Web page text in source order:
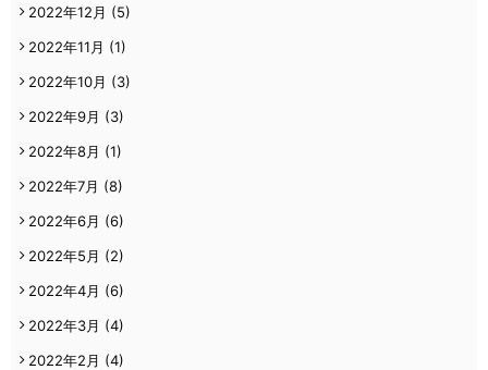
2022年12月 (5)
2022年11月 (1)
2022年10月 (3)
2022年9月 (3)
2022年8月 (1)
2022年7月 (8)
2022年6月 (6)
2022年5月 (2)
2022年4月 (6)
2022年3月 (4)
2022年2月 (4)